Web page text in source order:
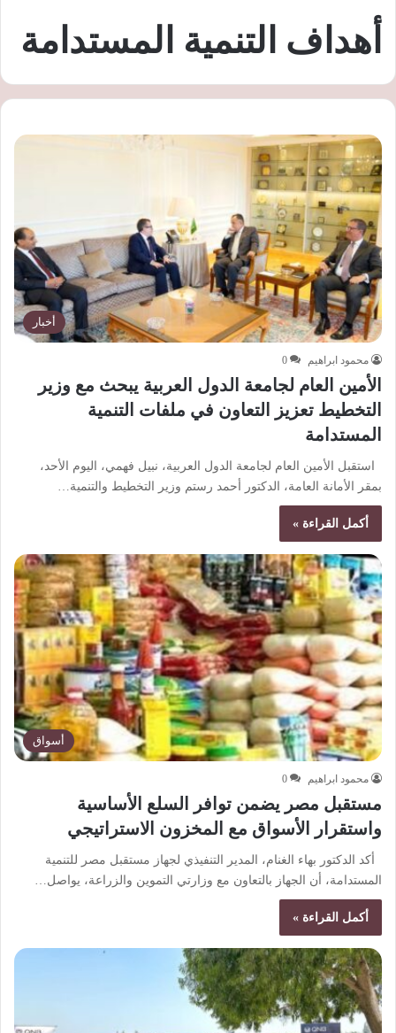
أهداف التنمية المستدامة
أخبار
محمود ابراهيم 0
الأمين العام لجامعة الدول العربية يبحث مع وزير
التخطيط تعزيز التعاون في ملفات التنمية
المستدامة
استقبل الأمين العام لجامعة الدول العربية، نبيل فهمي، اليوم الأحد،
بمقر الأمانة العامة، الدكتور أحمد رستم وزير التخطيط والتنمية…
أكمل القراءة »
أسواق
محمود ابراهيم 0
مستقبل مصر يضمن توافر السلع الأساسية
واستقرار الأسواق مع المخزون الاستراتيجي
أكد الدكتور بهاء الغنام، المدير التنفيذي لجهاز مستقبل مصر للتنمية
المستدامة، أن الجهاز بالتعاون مع وزارتي التموين والزراعة، يواصل…
أكمل القراءة »